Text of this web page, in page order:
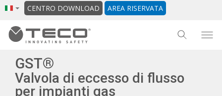
CENTRO DOWNLOAD AREA RISERVATA
GST®
Valvola di eccesso di flusso
per impianti gas